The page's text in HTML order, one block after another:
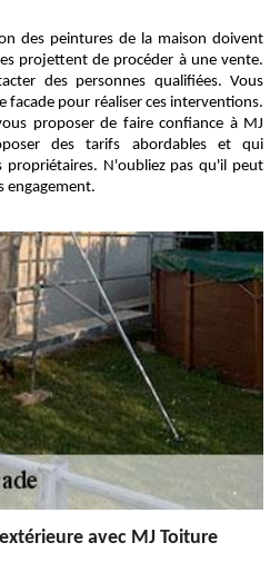
des peintures de la maison doivent
projettent de procéder à une vente.
des personnes qualifiées. Vous
facade pour réaliser ces interventions.
proposer de faire confiance à MJ
des tarifs abordables et qui
N'oubliez pas qu'il peut
engagement.
avec MJ Toiture